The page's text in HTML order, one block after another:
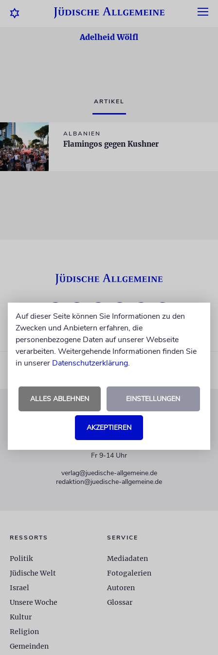
Adelheid Wölfl
ARTIKEL
ALBANIEN
Flamingos gegen Kushner
KUNDENSERVICE
Fr 9-14 Uhr
verlag@juedische-allgemeine.de
redaktion@juedische-allgemeine.de
RESSORTS
Politik
Jüdische Welt
Israel
Unsere Woche
Kultur
Religion
Gemeinden
SERVICE
Mediadaten
Fotogalerien
Autoren
Glossar
Auf dieser Seite können Sie Informationen zu den
Zwecken und Anbietern erfahren, die
personenbezogene Daten auf unserer Webseite
verarbeiten. Weitergehende Informationen finden Sie
in unserer Datenschutzerklärung.
ALLES ABLEHNEN EINSTELLUNGEN
AKZEPTIEREN